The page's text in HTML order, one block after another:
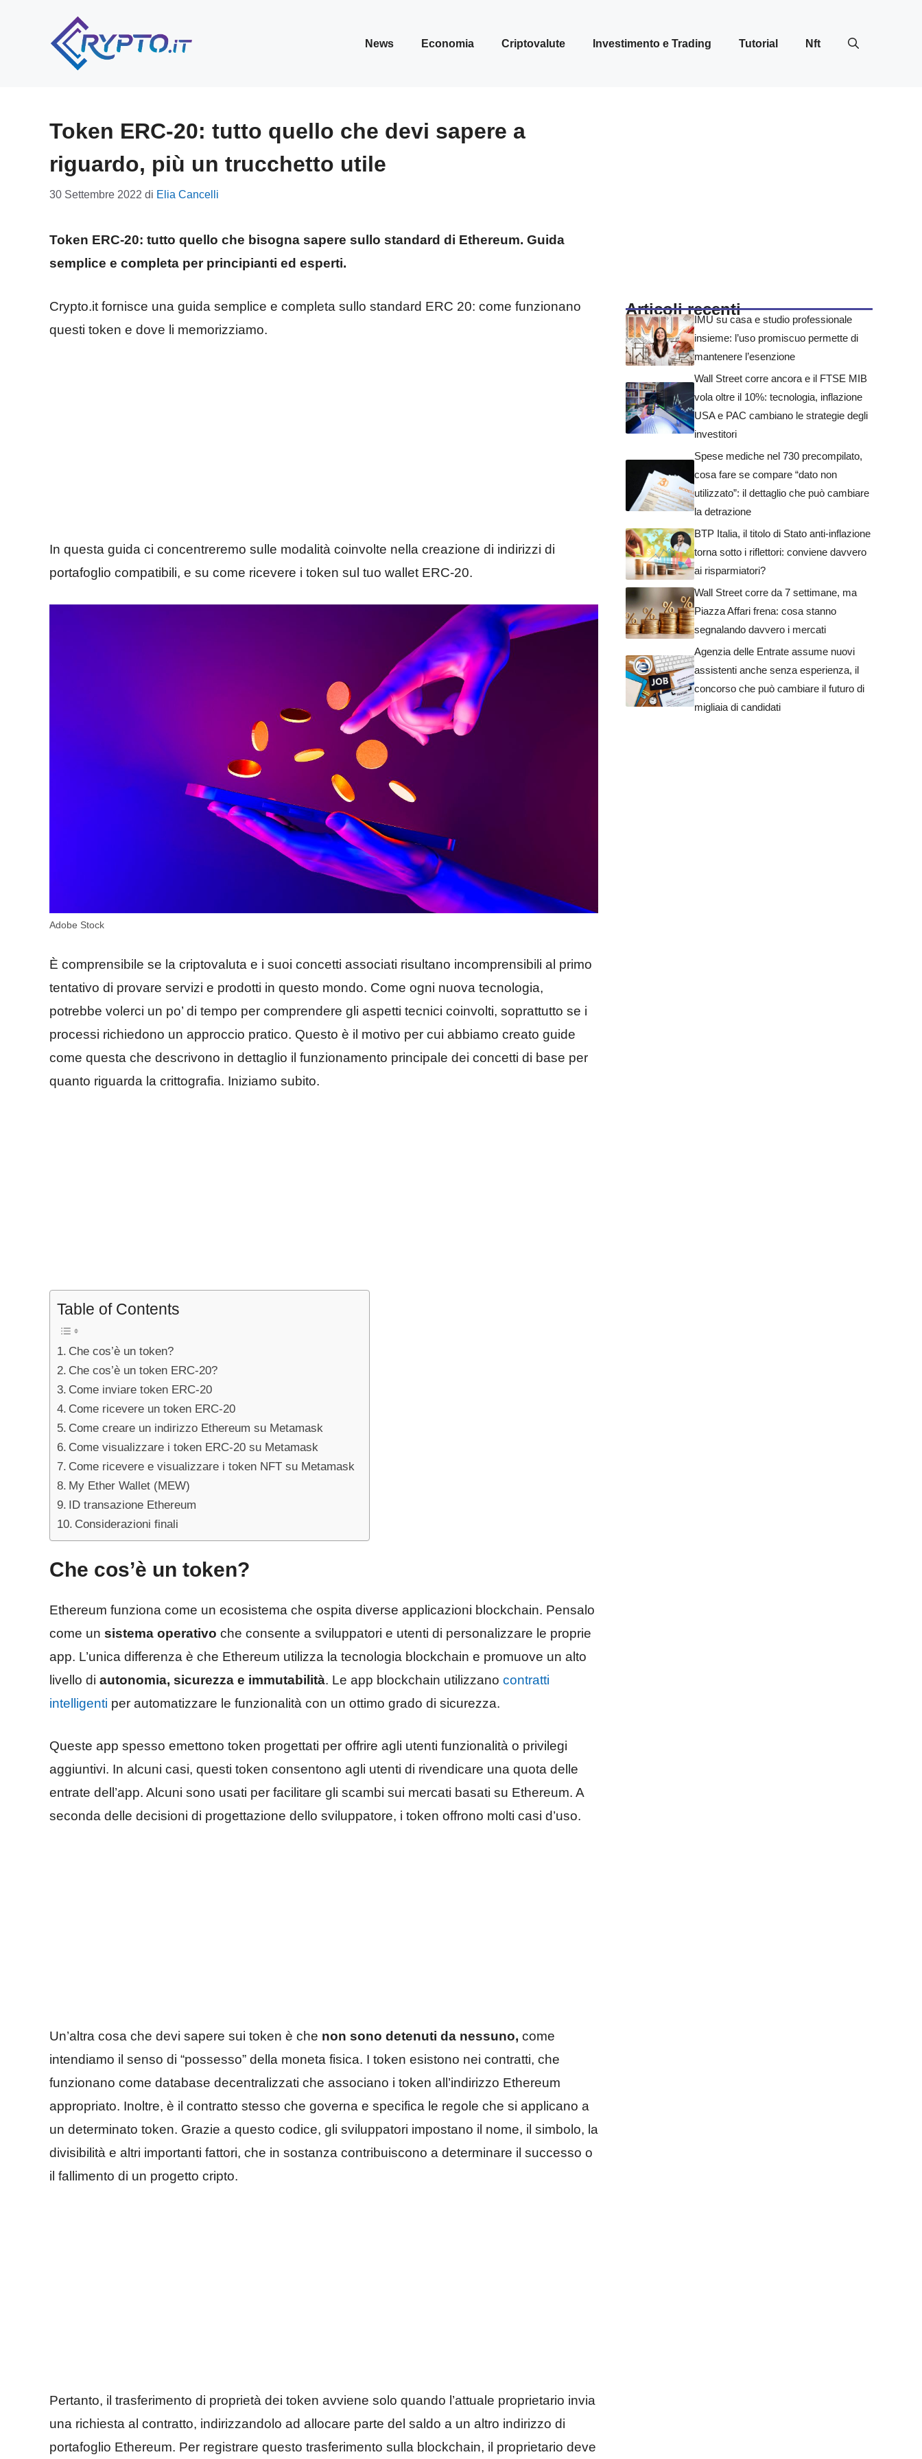
News Economia Criptovalute Investimento e Trading Tutorial Nft
Token ERC-20: tutto quello che devi sapere a
riguardo, più un trucchetto utile
30 Settembre 2022 di Elia Cancelli
Token ERC-20: tutto quello che bisogna sapere sullo standard di Ethereum. Guida
semplice e completa per principianti ed esperti.
Crypto.it fornisce una guida semplice e completa sullo standard ERC 20: come funzionano
questi token e dove li memorizziamo.
In questa guida ci concentreremo sulle modalità coinvolte nella creazione di indirizzi di
portafoglio compatibili, e su come ricevere i token sul tuo wallet ERC-20.
Adobe Stock
È comprensibile se la criptovaluta e i suoi concetti associati risultano incomprensibili al primo
tentativo di provare servizi e prodotti in questo mondo. Come ogni nuova tecnologia,
potrebbe volerci un po’ di tempo per comprendere gli aspetti tecnici coinvolti, soprattutto se i
processi richiedono un approccio pratico. Questo è il motivo per cui abbiamo creato guide
come questa che descrivono in dettaglio il funzionamento principale dei concetti di base per
quanto riguarda la crittografia. Iniziamo subito.
Table of Contents
Che cos’è un token?
Che cos’è un token ERC-20?
Come inviare token ERC-20
Come ricevere un token ERC-20
Come creare un indirizzo Ethereum su Metamask
Come visualizzare i token ERC-20 su Metamask
Come ricevere e visualizzare i token NFT su Metamask
My Ether Wallet (MEW)
ID transazione Ethereum
Considerazioni finali
Che cos’è un token?
Ethereum funziona come un ecosistema che ospita diverse applicazioni blockchain. Pensalo
come un sistema operativo che consente a sviluppatori e utenti di personalizzare le proprie
app. L’unica differenza è che Ethereum utilizza la tecnologia blockchain e promuove un alto
livello di autonomia, sicurezza e immutabilità. Le app blockchain utilizzano contratti
intelligenti per automatizzare le funzionalità con un ottimo grado di sicurezza.
Queste app spesso emettono token progettati per offrire agli utenti funzionalità o privilegi
aggiuntivi. In alcuni casi, questi token consentono agli utenti di rivendicare una quota delle
entrate dell’app. Alcuni sono usati per facilitare gli scambi sui mercati basati su Ethereum. A
seconda delle decisioni di progettazione dello sviluppatore, i token offrono molti casi d’uso.
Un’altra cosa che devi sapere sui token è che non sono detenuti da nessuno, come
intendiamo il senso di “possesso” della moneta fisica. I token esistono nei contratti, che
funzionano come database decentralizzati che associano i token all’indirizzo Ethereum
appropriato. Inoltre, è il contratto stesso che governa e specifica le regole che si applicano a
un determinato token. Grazie a questo codice, gli sviluppatori impostano il nome, il simbolo, la
divisibilità e altri importanti fattori, che in sostanza contribuiscono a determinare il successo o
il fallimento di un progetto cripto.
Pertanto, il trasferimento di proprietà dei token avviene solo quando l’attuale proprietario invia
una richiesta al contratto, indirizzandolo ad allocare parte del saldo a un altro indirizzo di
portafoglio Ethereum. Per registrare questo trasferimento sulla blockchain, il proprietario deve
Articoli recenti
IMU su casa e studio professionale
insieme: l’uso promiscuo permette di
mantenere l’esenzione
Wall Street corre ancora e il FTSE MIB
vola oltre il 10%: tecnologia, inflazione
USA e PAC cambiano le strategie degli
investitori
Spese mediche nel 730 precompilato,
cosa fare se compare “dato non
utilizzato”: il dettaglio che può cambiare
la detrazione
BTP Italia, il titolo di Stato anti-inflazione
torna sotto i riflettori: conviene davvero
ai risparmiatori?
Wall Street corre da 7 settimane, ma
Piazza Affari frena: cosa stanno
segnalando davvero i mercati
Agenzia delle Entrate assume nuovi
assistenti anche senza esperienza, il
concorso che può cambiare il futuro di
migliaia di candidati